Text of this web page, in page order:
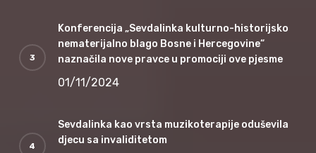
Konferencija „Sevdalinka kulturno-historijsko
nematerijalno blago Bosne i Hercegovine“
naznačila nove pravce u promociji ove pjesme
01/11/2024
Sevdalinka kao vrsta muzikoterapije oduševila
djecu sa invaliditetom